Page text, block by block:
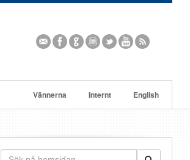
Vännerna Internt English